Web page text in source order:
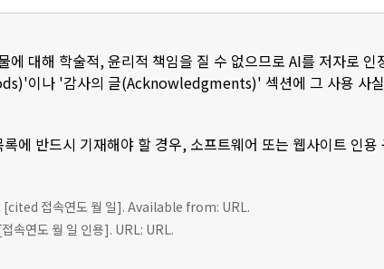
대해 학술적, 윤리적 책임을 질 수 없으므로 AI를 저자로 인
이나 '감사의 글(Acknowledgments)' 섹션에 그 사용 사
에 반드시 기재해야 할 경우, 소프트웨어 또는 웹사이트 인
[cited 접속연도 월 일]. Available from: URL.
속연도 월 일 인용]. URL: URL.